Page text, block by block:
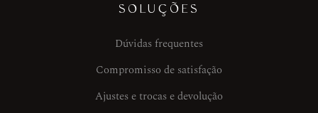
SOLUÇÕES
Dúvidas frequentes
Compromisso de satisfação
Ajustes e trocas e devolução